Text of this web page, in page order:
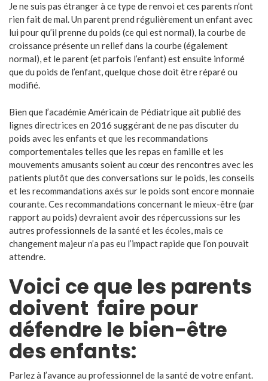
Je ne suis pas étranger à ce type de renvoi et ces parents n’ont
rien fait de mal. Un parent prend régulièrement un enfant avec
lui pour qu’il prenne du poids (ce qui est normal), la courbe de
croissance présente un relief dans la courbe (également
normal), et le parent (et parfois l’enfant) est ensuite informé
que du poids de l’enfant, quelque chose doit être réparé ou
modifié.
Bien que l’académie Américain de Pédiatrique ait publié des
lignes directrices en 2016 suggérant de ne pas discuter du
poids avec les enfants et que les recommandations
comportementales telles que les repas en famille et les
mouvements amusants soient au cœur des rencontres avec les
patients plutôt que des conversations sur le poids, les conseils
et les recommandations axés sur le poids sont encore monnaie
courante. Ces recommandations concernant le mieux-être (par
rapport au poids) devraient avoir des répercussions sur les
autres professionnels de la santé et les écoles, mais ce
changement majeur n’a pas eu l’impact rapide que l’on pouvait
attendre.
Voici ce que les parents
doivent faire pour
défendre le bien-être
des enfants:
Parlez à l’avance au professionnel de la santé de votre enfant.